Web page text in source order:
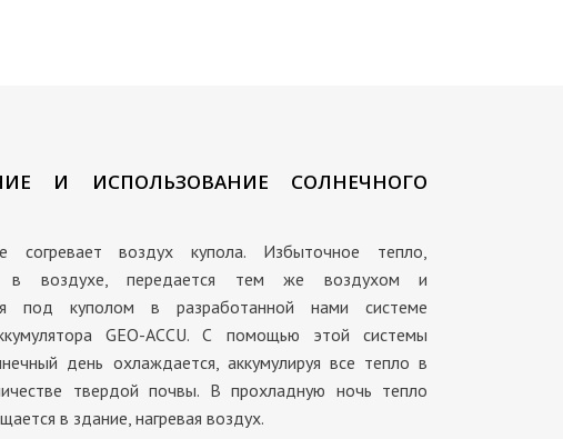
И ИСПОЛЬЗОВАНИЕ СОЛНЕЧНОГО
согревает воздух купола. Избыточное тепло,
в воздухе, передается тем же воздухом и
под куполом в разработанной нами системе
GEO-ACCU. С помощью этой системы
день охлаждается, аккумулируя все тепло в
твердой почвы. В прохладную ночь тепло
в здание, нагревая воздух.